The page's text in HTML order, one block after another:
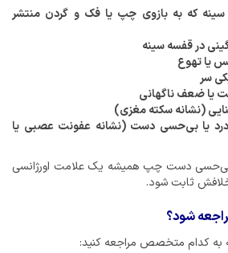
سینه که به بازوی چپ یا فک و گردن منتشر
در قفسه سینه
یا تهوع
سر
یا ضعف ناگهانی
(نشانه سکته مغزی)
درد یا بی‌حسی دست (نشانه عفونت عصبی یا
دست چپ همیشه یک علامت اورژانسی
ثابت شود.
شود؟
به کدام متخصص مراجعه کنید: